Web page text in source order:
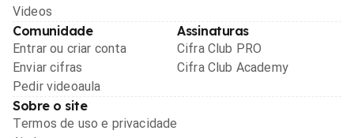
Videos
Comunidade
Entrar ou criar conta
Enviar cifras
Pedir videoaula
Assinaturas
Cifra Club PRO
Cifra Club Academy
Sobre o site
Termos de uso e privacidade